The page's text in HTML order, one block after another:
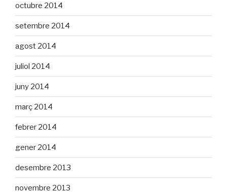
octubre 2014
setembre 2014
agost 2014
juliol 2014
juny 2014
març 2014
febrer 2014
gener 2014
desembre 2013
novembre 2013